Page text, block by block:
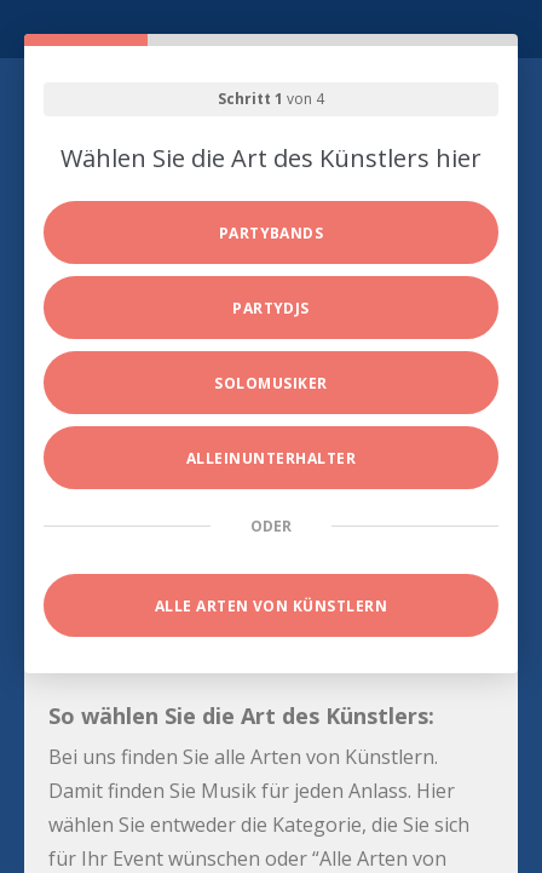
Schritt 1 von 4
Wählen Sie die Art des Künstlers hier
PARTYBANDS
PARTYDJS
SOLOMUSIKER
ALLEINUNTERHALTER
ODER
ALLE ARTEN VON KÜNSTLERN
So wählen Sie die Art des Künstlers:
Bei uns finden Sie alle Arten von Künstlern.
Damit finden Sie Musik für jeden Anlass. Hier
wählen Sie entweder die Kategorie, die Sie sich
für Ihr Event wünschen oder “Alle Arten von